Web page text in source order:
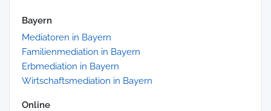
Bayern
Mediatoren in Bayern
Familienmediation in Bayern
Erbmediation in Bayern
Wirtschaftsmediation in Bayern
Online